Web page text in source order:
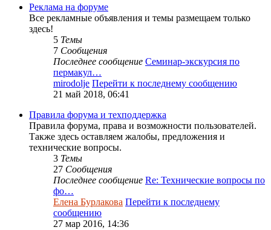
Реклама на форуме
Все рекламные объявления и темы размещаем только
здесь!
5 Темы
7 Сообщения
Последнее сообщение Семинар-экскурсия по
пермакул…
mirodolje Перейти к последнему сообщению
21 май 2018, 06:41
Правила форума и техподдержка
Правила форума, права и возможности пользователей.
Также здесь оставляем жалобы, предложения и
технические вопросы.
3 Темы
27 Сообщения
Последнее сообщение Re: Технические вопросы по
фо…
Елена Бурлакова Перейти к последнему
сообщению
27 мар 2016, 14:36